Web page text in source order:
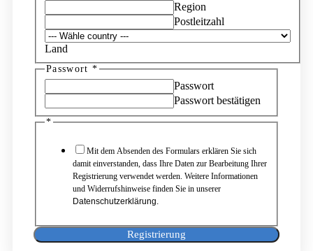
Region
Postleitzahl
Land
Persönliche
Daten
Adresse
Passwort *
Passwort
Passwort bestätigen
*
Mit dem Absenden des Formulars erklären Sie sich
damit einverstanden, dass Ihre Daten zur Bearbeitung Ihrer
Registrierung verwendet werden. Weitere Informationen
und Widerrufshinweise finden Sie in unserer
Datenschutzerklärung.
Registrierung